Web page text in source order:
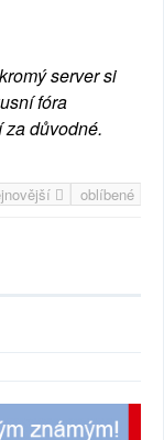
server si
fóra
důvodné.
oblíbené